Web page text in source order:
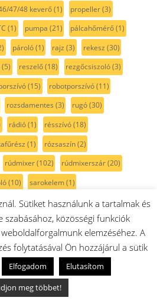
47/48 keverő(1) propeller(3)
(1) pumpa (21) pálcahőmérő(1)
pároló(1) rajz (3) rekesz (30)
(5) reszelő(18) rezgőcsiszoló(3)
(15) robotporszívó(11)
rozsdamentes (3) rugó(30)
rádió(1) résszívó(18)
(1) rózsaszín(2)
rúdmixer(102) rúdmixerszár(20)
(10) sarokelem(1)
(11) serie 6(6) serie 8(9)
(218) SilentMixx(18) skil(8)
(1)
(4) szalagfeszítő(1)
gép(1) szegecs(1)
(8) szelep(13)
Sütiket használunk a tartalmak és
szabásához, közösségi funkciók
elemzéséhez. A
folytatásával Ön hozzájárul a sütik
Elfogadom
Elutasítom
meg többet!